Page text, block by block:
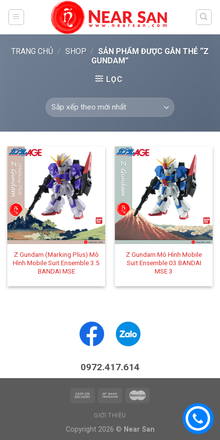
TRANG CHỦ / SHOP / SẢN PHẨM ĐƯỢC GẮN THẺ “Z
GUNDAM”
LỌC
Z Gundam (Marking Plus) Mô
Hình Mobile Suit Ensemble 3.5
BANDAI MSE
Z Gundam Mô Hình Mobile
Suit Ensemble 03 BANDAI
MSE 3
0972.417.614
GIỚI THIỆU
Copyright 2026 © Near San